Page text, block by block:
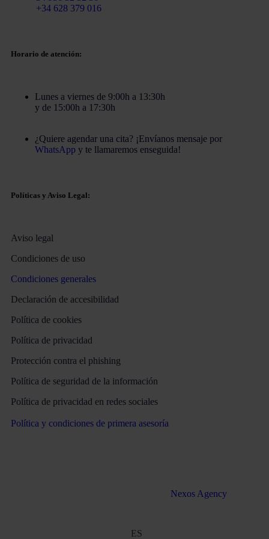
+34 628 379 016
Horario de atención:
Lunes a viernes de 9:00h a 13:30h
y de 15:00h a 17:30h
¿Quiere agendar una cita? ¡Envíanos mensaje por
WhatsApp y te llamaremos enseguida!
Políticas y Aviso Legal:
Aviso legal
Condiciones de uso
Condiciones generales
Declaración de accesibilidad
Política de cookies
Política de privacidad
Protección contra el phishing
Política de seguridad de la información
Política de privacidad en redes sociales
Política y condiciones de primera asesoría
Nexos Agency
ES